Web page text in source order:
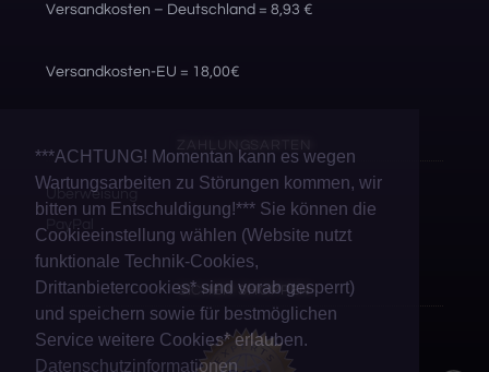
Versandkosten – Deutschland = 8,93 €
Versandkosten-EU = 18,00€
Überweisung
PayPal
SICHER SHOPPEN
***ACHTUNG! Momentan kann es wegen
Wartungsarbeiten zu Störungen kommen, wir
bitten um Entschuldigung!*** Sie können die
Cookieeinstellung wählen (Website nutzt
funktionale Technik-Cookies,
Drittanbietercookies* sind vorab gesperrt)
und speichern sowie für bestmöglichen
Service weitere Cookies* erlauben.
Datenschutzinformationen